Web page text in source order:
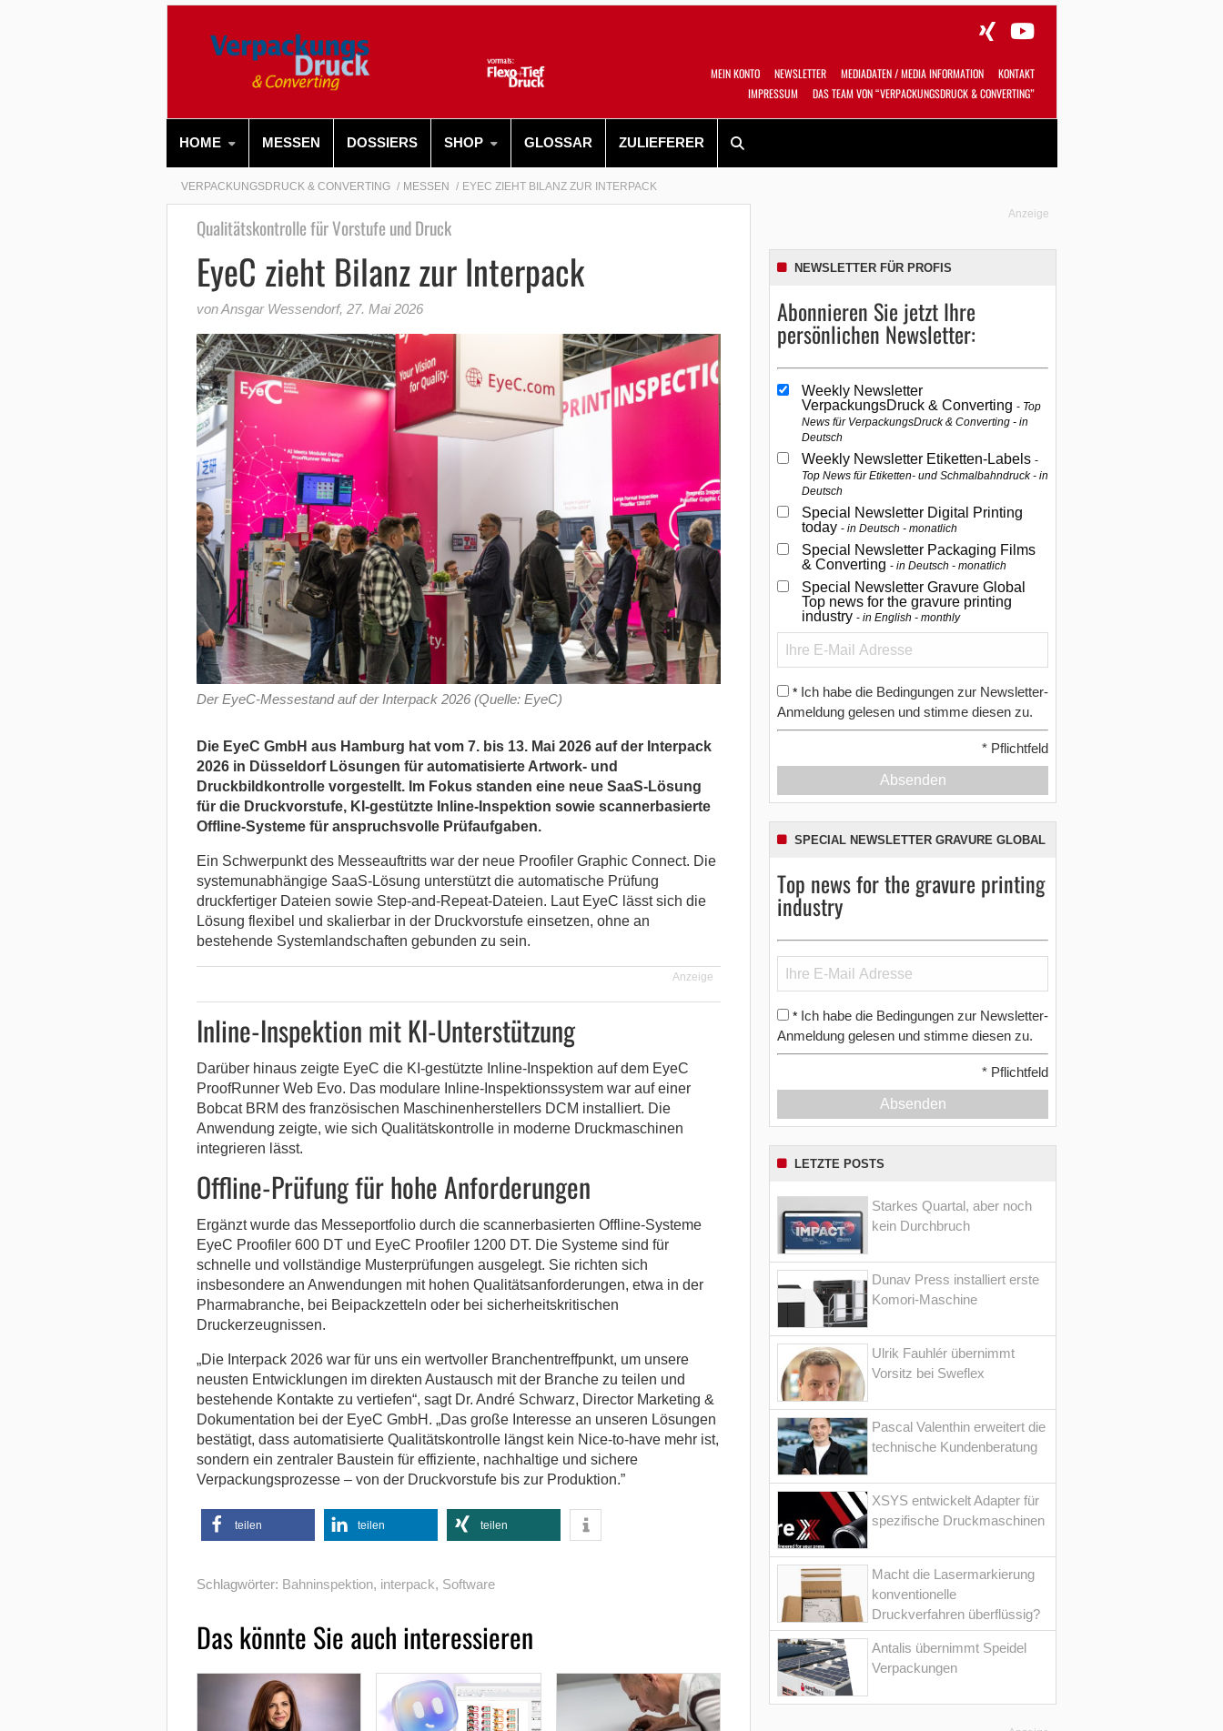
MEIN KONTO NEWSLETTER MEDIADATEN / MEDIA INFORMATION
KONTAKT
IMPRESSUM
DAS TEAM VON “VERPACKUNGSDRUCK & CONVERTING”
HOME MESSEN DOSSIERS SHOP GLOSSAR ZULIEFERER
VERPACKUNGSDRUCK & CONVERTING MESSEN EYEC ZIEHT BILANZ ZUR INTERPACK
Qualitätskontrolle für Vorstufe und Druck
EyeC zieht Bilanz zur Interpack
von Ansgar Wessendorf, 27. Mai 2026
Der EyeC-Messestand auf der Interpack 2026 (Quelle: EyeC)
Die EyeC GmbH aus Hamburg hat vom 7. bis 13. Mai 2026 auf der Interpack
2026 in Düsseldorf Lösungen für automatisierte Artwork- und
Druckbildkontrolle vorgestellt. Im Fokus standen eine neue SaaS-Lösung
für die Druckvorstufe, KI-gestützte Inline-Inspektion sowie scannerbasierte
Offline-Systeme für anspruchsvolle Prüfaufgaben.
Ein Schwerpunkt des Messeauftritts war der neue Proofiler Graphic Connect. Die
systemunabhängige SaaS-Lösung unterstützt die automatische Prüfung
druckfertiger Dateien sowie Step-and-Repeat-Dateien. Laut EyeC lässt sich die
Lösung flexibel und skalierbar in der Druckvorstufe einsetzen, ohne an
bestehende Systemlandschaften gebunden zu sein.
Anzeige
Inline-Inspektion mit KI-Unterstützung
Darüber hinaus zeigte EyeC die KI-gestützte Inline-Inspektion auf dem EyeC
ProofRunner Web Evo. Das modulare Inline-Inspektionssystem war auf einer
Bobcat BRM des französischen Maschinenherstellers DCM installiert. Die
Anwendung zeigte, wie sich Qualitätskontrolle in moderne Druckmaschinen
integrieren lässt.
Offline-Prüfung für hohe Anforderungen
Ergänzt wurde das Messeportfolio durch die scannerbasierten Offline-Systeme
EyeC Proofiler 600 DT und EyeC Proofiler 1200 DT. Die Systeme sind für
schnelle und vollständige Musterprüfungen ausgelegt. Sie richten sich
insbesondere an Anwendungen mit hohen Qualitätsanforderungen, etwa in der
Pharmabranche, bei Beipackzetteln oder bei sicherheitskritischen
Druckerzeugnissen.
„Die Interpack 2026 war für uns ein wertvoller Branchentreffpunkt, um unsere
neusten Entwicklungen im direkten Austausch mit der Branche zu teilen und
bestehende Kontakte zu vertiefen“, sagt Dr. André Schwarz, Director Marketing &
Dokumentation bei der EyeC GmbH. „Das große Interesse an unseren Lösungen
bestätigt, dass automatisierte Qualitätskontrolle längst kein Nice-to-have mehr ist,
sondern ein zentraler Baustein für effiziente, nachhaltige und sichere
Verpackungsprozesse – von der Druckvorstufe bis zur Produktion.”
teilen teilen teilen
Schlagwörter: Bahninspektion, interpack, Software
Das könnte Sie auch interessieren
Anzeige
NEWSLETTER FÜR PROFIS
Abonnieren Sie jetzt Ihre
persönlichen Newsletter:
Weekly Newsletter
VerpackungsDruck & Converting Top
News für VerpackungsDruck & Converting - in
Deutsch
Weekly Newsletter Etiketten-Labels
Top News für Etiketten- und Schmalbahndruck - in
Deutsch
Special Newsletter Digital Printing
today in Deutsch - monatlich
Special Newsletter Packaging Films
& Converting in Deutsch - monatlich
Special Newsletter Gravure Global
Top news for the gravure printing
industry in English - monthly
* Ich habe die Bedingungen zur Newsletter-
Anmeldung gelesen und stimme diesen zu.
* Pflichtfeld
Absenden
SPECIAL NEWSLETTER GRAVURE GLOBAL
Top news for the gravure printing
industry
* Ich habe die Bedingungen zur Newsletter-
Anmeldung gelesen und stimme diesen zu.
* Pflichtfeld
Absenden
LETZTE POSTS
Starkes Quartal, aber noch
kein Durchbruch
Dunav Press installiert erste
Komori-Maschine
Ulrik Fauhlér übernimmt
Vorsitz bei Sweflex
Pascal Valenthin erweitert die
technische Kundenberatung
XSYS entwickelt Adapter für
spezifische Druckmaschinen
Macht die Lasermarkierung
konventionelle
Druckverfahren überflüssig?
Antalis übernimmt Speidel
Verpackungen